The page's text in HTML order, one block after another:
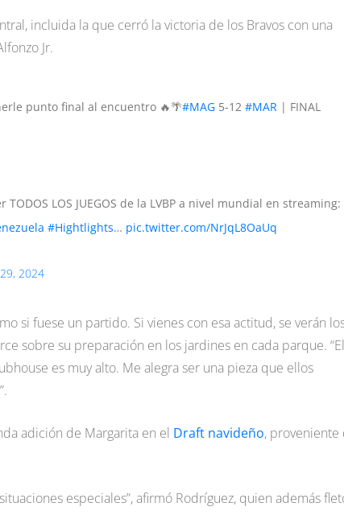
incluida la que cerró la victoria de los Bravos con una
Jr.
punto final al encuentro 🔥🌴#MAG 5-12 #MAR | FINAL
LOS JUEGOS de la LVBP a nivel mundial en streaming:
#Hightlights… pic.twitter.com/NrJqL8OaUq
2024
si fuese un partido. Si vienes con esa actitud, se verán
sobre su preparación en los jardines en cada parque. “El
es muy alto. Me alegra ser una pieza que ellos
adición de Margarita en el Draft navideño, proveniente
especiales”, afirmó Rodríguez, quien además